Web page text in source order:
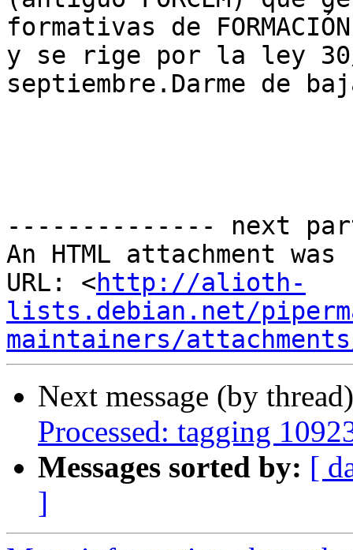
formativas de
y se rige por la ley
septiembre.Darme de
-------------- next
An HTML attachment
URL: <http://alioth-
lists.debian.net/
maintainers/
Next message (by
Processed: tagging
Messages sorted by: [
]